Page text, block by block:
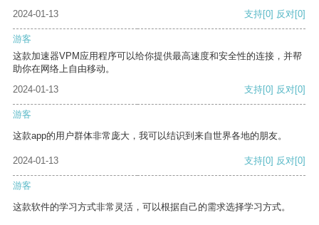
2024-01-13
支持[0] 反对[0]
游客
这款加速器VPM应用程序可以给你提供最高速度和安全性的连接，并帮
助你在网络上自由移动。
2024-01-13
支持[0] 反对[0]
游客
这款app的用户群体非常庞大，我可以结识到来自世界各地的朋友。
2024-01-13 支持[0] 反对[0]
游客
这款软件的学习方式非常灵活，可以根据自己的需求选择学习方式。